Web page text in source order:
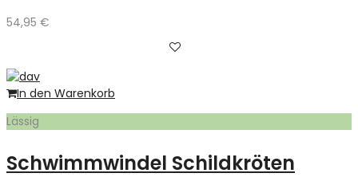
54,95 €
In den Warenkorb
Lässig
Schwimmwindel Schildkröten